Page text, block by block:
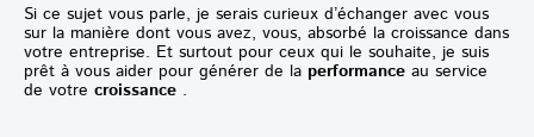
Si ce sujet vous parle, je serais curieux d’échanger avec vous
sur la manière dont vous avez, vous, absorbé la croissance dans
votre entreprise. Et surtout pour ceux qui le souhaite, je suis
prêt à vous aider pour générer de la performance au service
de votre croissance .